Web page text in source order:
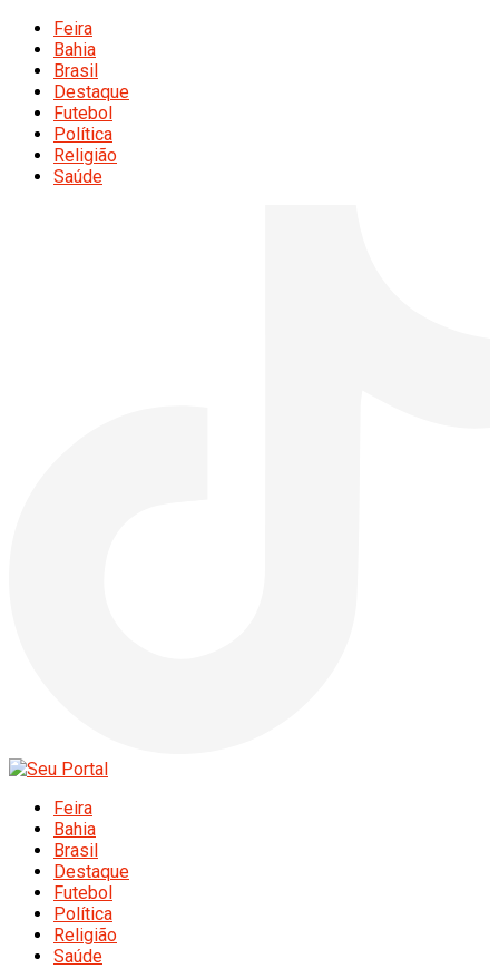
Feira
Bahia
Brasil
Destaque
Futebol
Política
Religião
Saúde
Feira
Bahia
Brasil
Destaque
Futebol
Política
Religião
Saúde